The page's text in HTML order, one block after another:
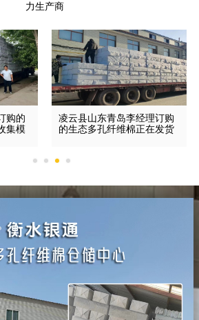
力生产商
购的
集模
凌云县山东青岛李经理订购
的生态多孔纤维棉正在发货